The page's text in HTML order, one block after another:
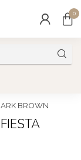
0
BROWN